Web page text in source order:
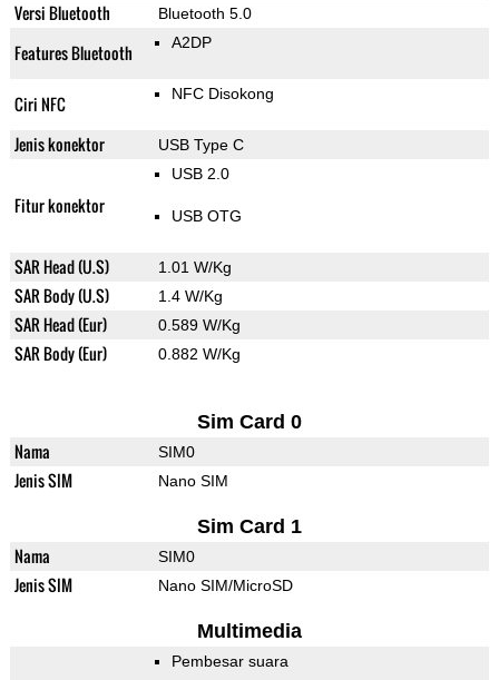
Versi Bluetooth Bluetooth 5.0
Features Bluetooth A2DP
Ciri NFC NFC Disokong
Jenis konektor USB Type C
Fitur konektor
USB 2.0
USB OTG
SAR Head (U.S) 1.01 W/Kg
SAR Body (U.S) 1.4 W/Kg
SAR Head (Eur) 0.589 W/Kg
SAR Body (Eur) 0.882 W/Kg
Sim Card 0
Nama SIM0
Jenis SIM Nano SIM
Sim Card 1
Nama SIM0
Jenis SIM Nano SIM/MicroSD
Multimedia
Pembesar suara